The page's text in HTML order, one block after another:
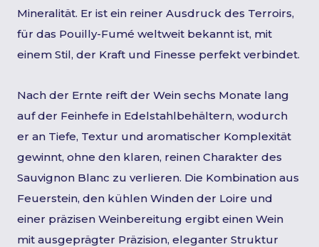
Mineralität. Er ist ein reiner Ausdruck des Terroirs,
für das Pouilly-Fumé weltweit bekannt ist, mit
einem Stil, der Kraft und Finesse perfekt verbindet.
Nach der Ernte reift der Wein sechs Monate lang
auf der Feinhefe in Edelstahlbehältern, wodurch
er an Tiefe, Textur und aromatischer Komplexität
gewinnt, ohne den klaren, reinen Charakter des
Sauvignon Blanc zu verlieren. Die Kombination aus
Feuerstein, den kühlen Winden der Loire und
einer präzisen Weinbereitung ergibt einen Wein
mit ausgeprägter Präzision, eleganter Struktur